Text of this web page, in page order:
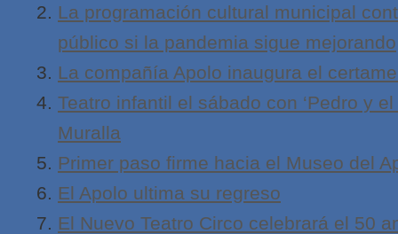
La programación cultural municipal
público si la pandemia sigue mejorando
La compañía Apolo inaugura el
Teatro infantil el sábado con ‘Pedro y
Muralla
Primer paso firme hacia el Museo del
El Apolo ultima su regreso
El Nuevo Teatro Circo celebrará el 50